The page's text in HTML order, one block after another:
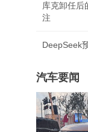
库克卸任后
注
DeepSeek
汽车要闻